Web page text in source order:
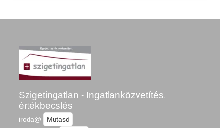
Szigetingatlan - Ingatlanközvetítés,
értékbecslés
iroda@
Mutasd